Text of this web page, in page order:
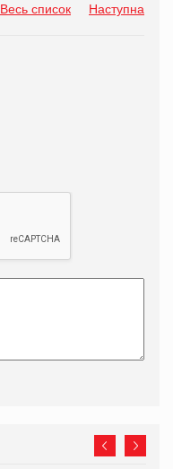
Весь список Наступна